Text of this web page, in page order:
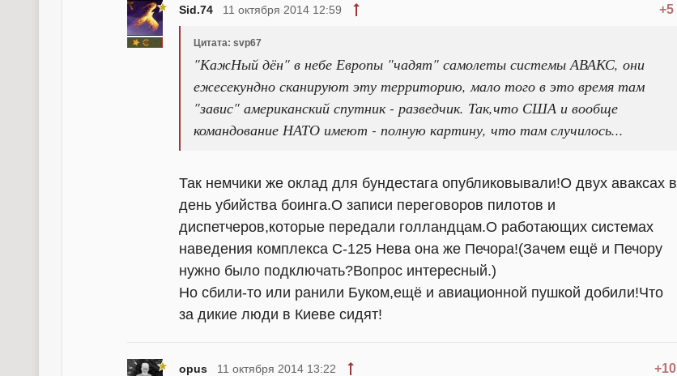
Sid.74 +5
11 октября 2014 12:59
Цитата: svp67
"КажНый дён" в небе Европы "чадят" самолеты системы АВАКС, они
ежесекундно сканируют эту территорию, мало того в это время там
"завис" американский спутник - разведчик. Так,что США и вообще
командование НАТО имеют - полную картину, что там случилось...
Так немчики же оклад для бундестага опубликовывали!О двух аваксах в
день убийства боинга.О записи переговоров пилотов и
диспетчеров,которые передали голландцам.О работающих системах
наведения комплекса С-125 Нева она же Печора!(Зачем ещё и Печору
нужно было подключать?Вопрос интересный.)
Но сбили-то или ранили Буком,ещё и авиационной пушкой добили!Что
за дикие люди в Киеве сидят!
opus +10
11 октября 2014 13:22